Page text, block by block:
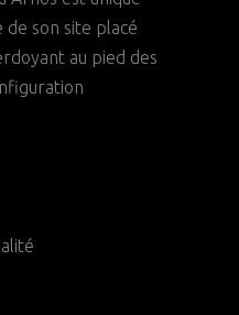
son site placé
au pied des